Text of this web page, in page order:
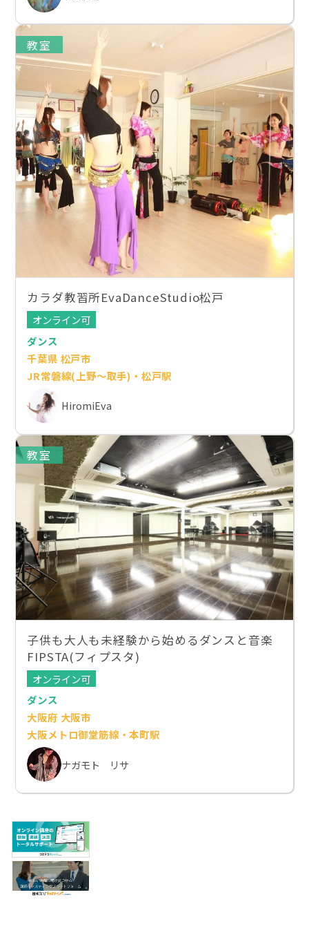
教室
カラダ教習所EvaDanceStudio松戸
オンライン可
ダンス
千葉県 松戸市
JR常磐線(上野～取手)・松戸駅
HiromiEva
教室
子供も大人も未経験から始めるダンスと音楽
FIPSTA(フィプスタ)
オンライン可
ダンス
大阪府 大阪市
大阪メトロ御堂筋線・本町駅
ナガモト リサ